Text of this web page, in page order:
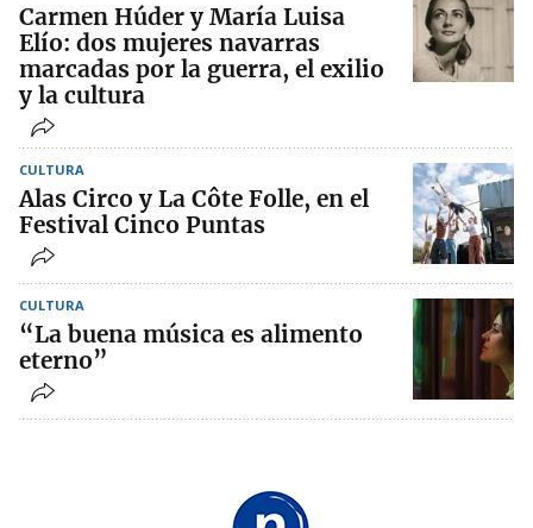
Carmen Húder y María Luisa
Elío: dos mujeres navarras
marcadas por la guerra, el exilio
y la cultura
CULTURA
Alas Circo y La Côte Folle, en el
Festival Cinco Puntas
CULTURA
“La buena música es alimento
eterno”